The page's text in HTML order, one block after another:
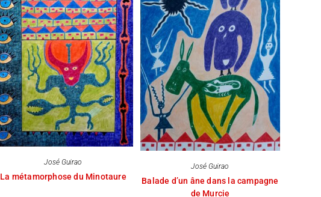
José Guirao
La métamorphose du Minotaure
José Guirao
Balade d’un âne dans la campagne
de Murcie